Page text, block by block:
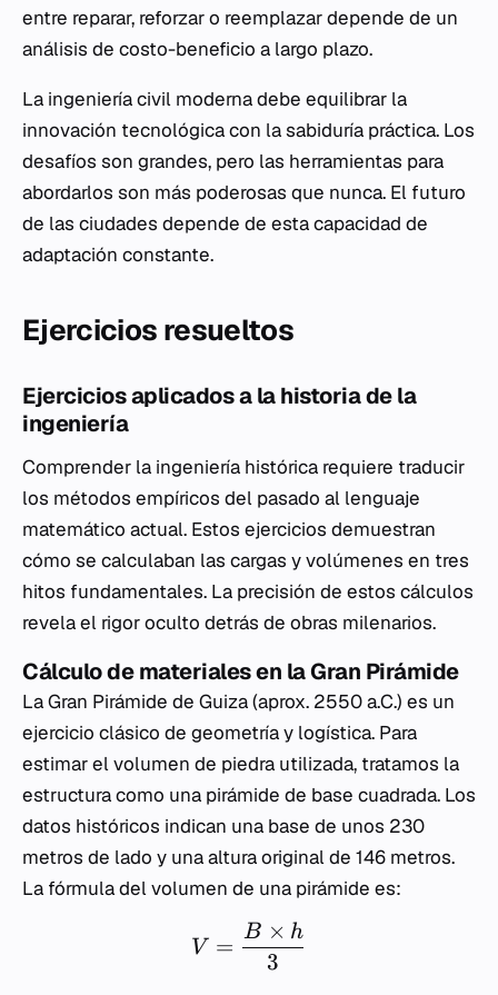
entre reparar, reforzar o reemplazar depende de un
análisis de costo-beneficio a largo plazo.
La ingeniería civil moderna debe equilibrar la
innovación tecnológica con la sabiduría práctica. Los
desafíos son grandes, pero las herramientas para
abordarlos son más poderosas que nunca. El futuro
de las ciudades depende de esta capacidad de
adaptación constante.
Ejercicios resueltos
Ejercicios aplicados a la historia de la
ingeniería
Comprender la ingeniería histórica requiere traducir
los métodos empíricos del pasado al lenguaje
matemático actual. Estos ejercicios demuestran
cómo se calculaban las cargas y volúmenes en tres
hitos fundamentales. La precisión de estos cálculos
revela el rigor oculto detrás de obras milenarios.
Cálculo de materiales en la Gran Pirámide
La Gran Pirámide de Guiza (aprox. 2550 a.C.) es un
ejercicio clásico de geometría y logística. Para
estimar el volumen de piedra utilizada, tratamos la
estructura como una pirámide de base cuadrada. Los
datos históricos indican una base de unos 230
metros de lado y una altura original de 146 metros.
La fórmula del volumen de una pirámide es:
V =
3
B × h